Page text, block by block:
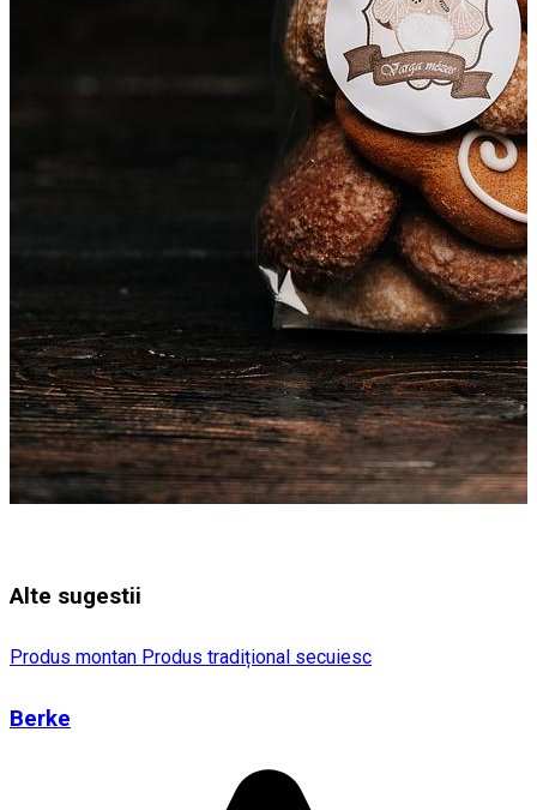
Alte sugestii
Produs montan Produs tradițional secuiesc
Berke